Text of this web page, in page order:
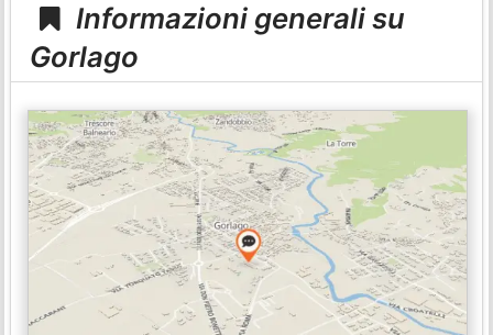
Informazioni generali su
Gorlago